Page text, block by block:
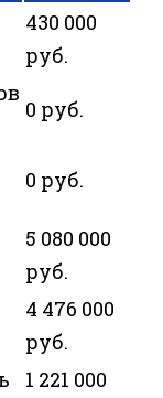
430 000
руб.
0 руб.
0 руб.
5 080 000
руб.
4 476 000
руб.
1 221 000